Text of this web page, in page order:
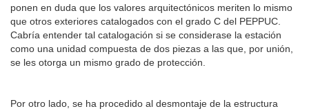
ponen en duda que los valores arquitectónicos meriten lo mismo
que otros exteriores catalogados con el grado C del PEPPUC.
Cabría entender tal catalogación si se considerase la estación
como una unidad compuesta de dos piezas a las que, por unión,
se les otorga un mismo grado de protección.
Por otro lado, se ha procedido al desmontaje de la estructura